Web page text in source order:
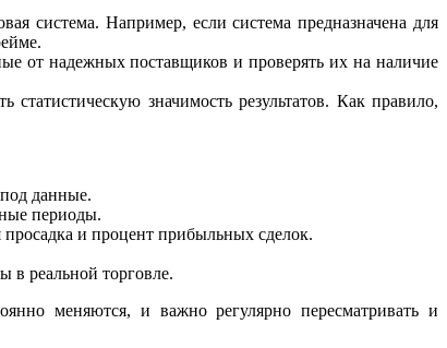
система. Например, если система предназначена для
от надежных поставщиков и проверять их на наличие
значимость результатов. Как правило,
данные.
периоды.
и процент прибыльных сделок.
в реальной торговле.
меняются, и важно регулярно пересматривать и